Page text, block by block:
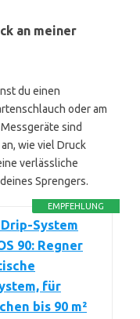
an meiner
du einen
oder am
sind
wie viel Druck
verlässliche
Sprengers.
EMPFEHLUNG
System
90: Regner
für
bis 90 m²